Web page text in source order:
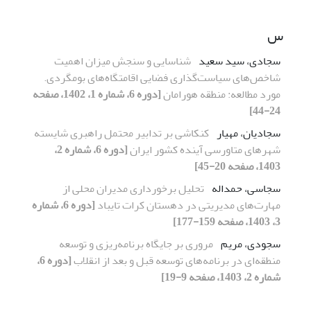
س
سجادی، سید سعید شناسایی و سنجش میزان اهمیت
شاخص‌های سیاست‌گذاری فضایی اقامتگاه‌های بومگردی.
مورد مطالعه: منطقه هورامان
[دوره 6، شماره 1، 1402، صفحه
24-44]
سجادیان، مهیار کنکاشی بر تدابیر محتمل راهبری شایسته
شهرهای متاورسی آینده کشور ایران
[دوره 6، شماره 2،
1403، صفحه 20-45]
سجاسی، حمداله تحلیل برخورداری مدیران محلی از
مهارت‌های مدیریتی در دهستان کرات تایباد
[دوره 6، شماره
3، 1403، صفحه 159-177]
سجودی، مریم مروری بر جایگاه برنامه‌ریزی و توسعه‌
منطقه‌ای در برنامه‌های توسعه قبل و بعد از انقلاب
[دوره 6،
شماره 2، 1403، صفحه 9-19]